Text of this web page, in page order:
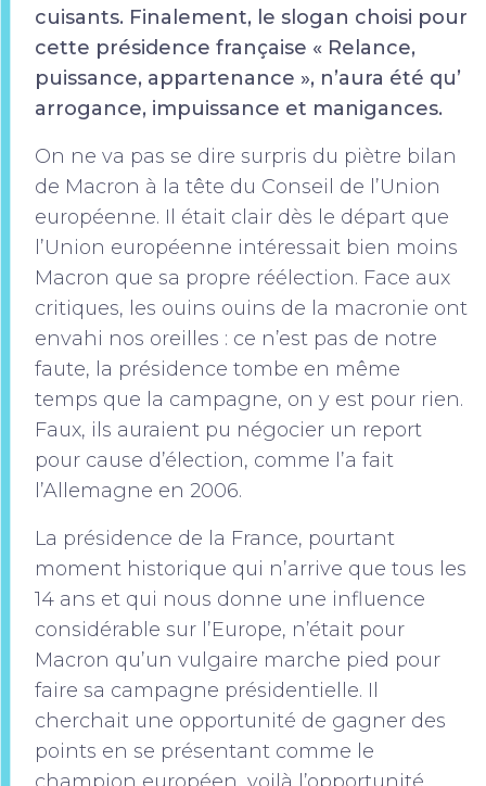
cuisants. Finalement, le slogan choisi pour
cette présidence française « Relance,
puissance, appartenance », n’aura été qu’
arrogance, impuissance et manigances.
On ne va pas se dire surpris du piètre bilan
de Macron à la tête du Conseil de l’Union
européenne. Il était clair dès le départ que
l’Union européenne intéressait bien moins
Macron que sa propre réélection. Face aux
critiques, les ouins ouins de la macronie ont
envahi nos oreilles : ce n’est pas de notre
faute, la présidence tombe en même
temps que la campagne, on y est pour rien.
Faux, ils auraient pu négocier un report
pour cause d’élection, comme l’a fait
l’Allemagne en 2006.
La présidence de la France, pourtant
moment historique qui n’arrive que tous les
14 ans et qui nous donne une influence
considérable sur l’Europe, n’était pour
Macron qu’un vulgaire marche pied pour
faire sa campagne présidentielle. Il
cherchait une opportunité de gagner des
points en se présentant comme le